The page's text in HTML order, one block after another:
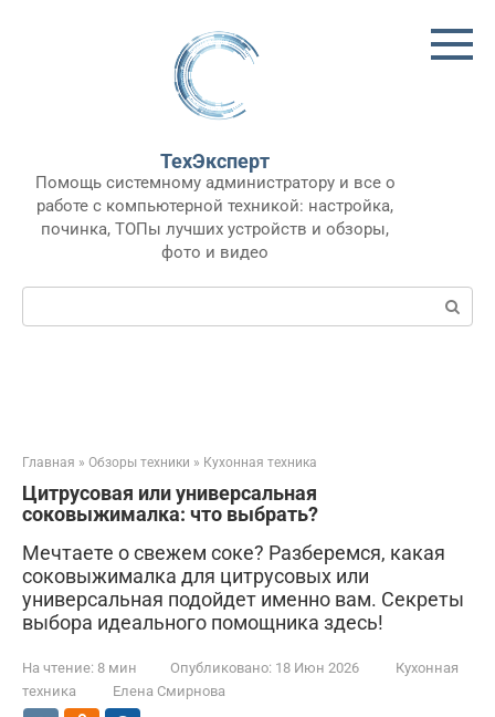
ТехЭксперт
Помощь системному администратору и все о
работе с компьютерной техникой: настройка,
починка, ТОПы лучших устройств и обзоры,
фото и видео
Поиск:
Главная » Обзоры техники » Кухонная техника
Цитрусовая или универсальная
соковыжималка: что выбрать?
Мечтаете о свежем соке? Разберемся, какая
соковыжималка для цитрусовых или
универсальная подойдет именно вам. Секреты
выбора идеального помощника здесь!
На чтение: 8 мин Опубликовано: 18 Июн 2026
Кухонная
техника
Елена Смирнова